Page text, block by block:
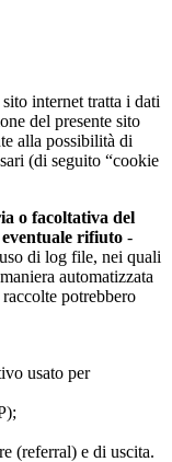
internet tratta i dati
del presente sito
alla possibilità di
(di seguito “cookie
o facoltativa del
eventuale rifiuto -
di log file, nei quali
automatizzata
potrebbero
usato per
(referral) e di uscita.